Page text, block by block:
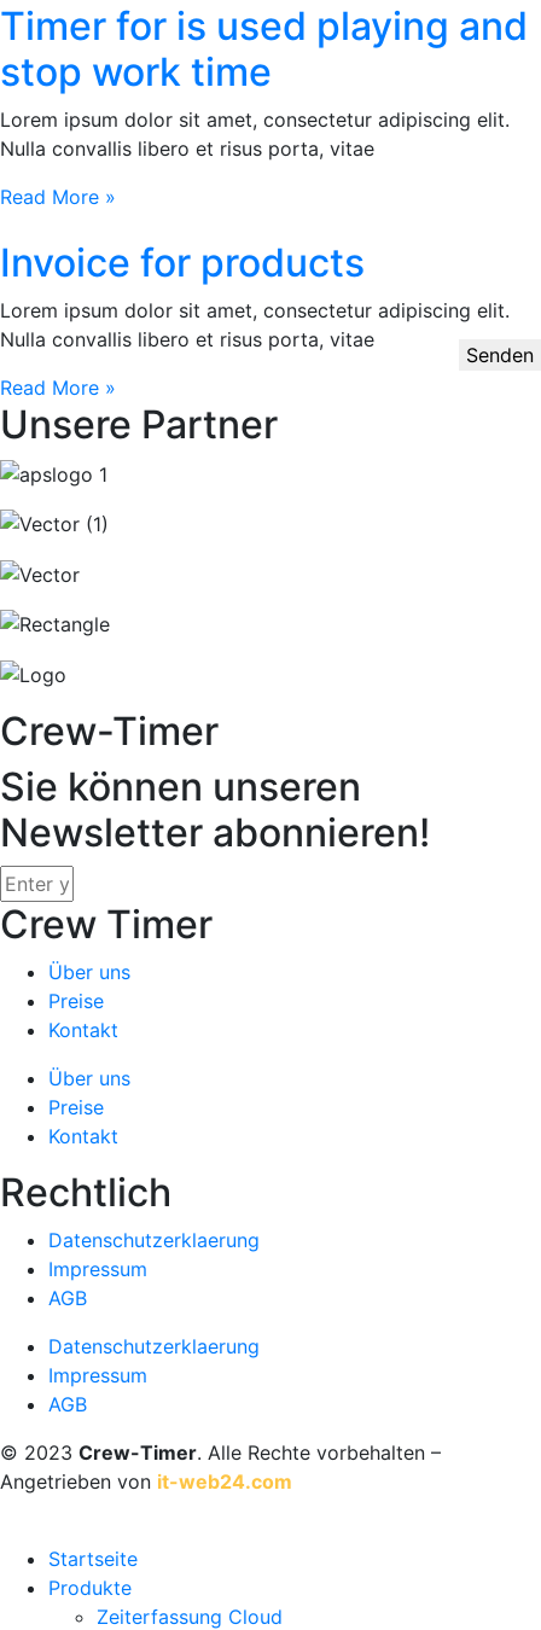
Timer for is used playing and
stop work time
Lorem ipsum dolor sit amet, consectetur adipiscing elit.
Nulla convallis libero et risus porta, vitae
Read More »
Invoice for products
Lorem ipsum dolor sit amet, consectetur adipiscing elit.
Nulla convallis libero et risus porta, vitae
Read More »
Unsere Partner
Crew-Timer
Sie können unseren
Newsletter abonnieren!
Senden
Crew Timer
Über uns
Preise
Kontakt
Über uns
Preise
Kontakt
Rechtlich
Datenschutzerklaerung
Impressum
AGB
Datenschutzerklaerung
Impressum
AGB
© 2023 Crew-Timer. Alle Rechte vorbehalten –
Angetrieben von it-web24.com
Startseite
Produkte
Zeiterfassung Cloud